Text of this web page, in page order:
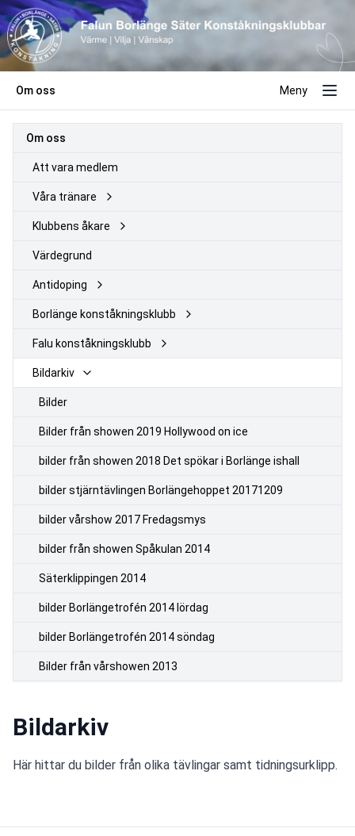
Om oss Meny
Om oss
Att vara medlem
Våra tränare
Klubbens åkare
Värdegrund
Antidoping
Borlänge konståkningsklubb
Falu konståkningsklubb
Bildarkiv
Bilder
Bilder från showen 2019 Hollywood on ice
bilder från showen 2018 Det spökar i Borlänge ishall
bilder stjärntävlingen Borlängehoppet 20171209
bilder vårshow 2017 Fredagsmys
bilder från showen Spåkulan 2014
Säterklippingen 2014
bilder Borlängetrofén 2014 lördag
bilder Borlängetrofén 2014 söndag
Bilder från vårshowen 2013
Bildarkiv
Här hittar du bilder från olika tävlingar samt tidningsurklipp.